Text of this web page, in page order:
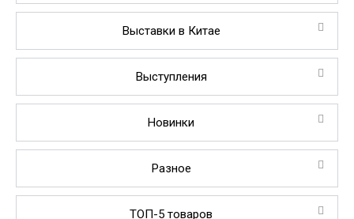
Выставки в Китае
Выступления
Новинки
Разное
ТОП-5 товаров